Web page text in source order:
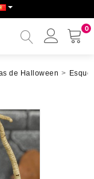
0
Minha
de Halloween >